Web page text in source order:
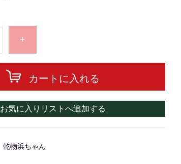
+
カートに入れる
お気に入りリストへ追加する
乾物浜ちゃん